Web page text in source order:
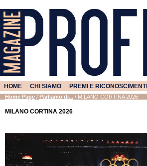
HOME CHI SIAMO PREMI E RICONOSCIMENTI
Home Page / Parliamo di... / MILANO CORTINA 2026
MILANO CORTINA 2026